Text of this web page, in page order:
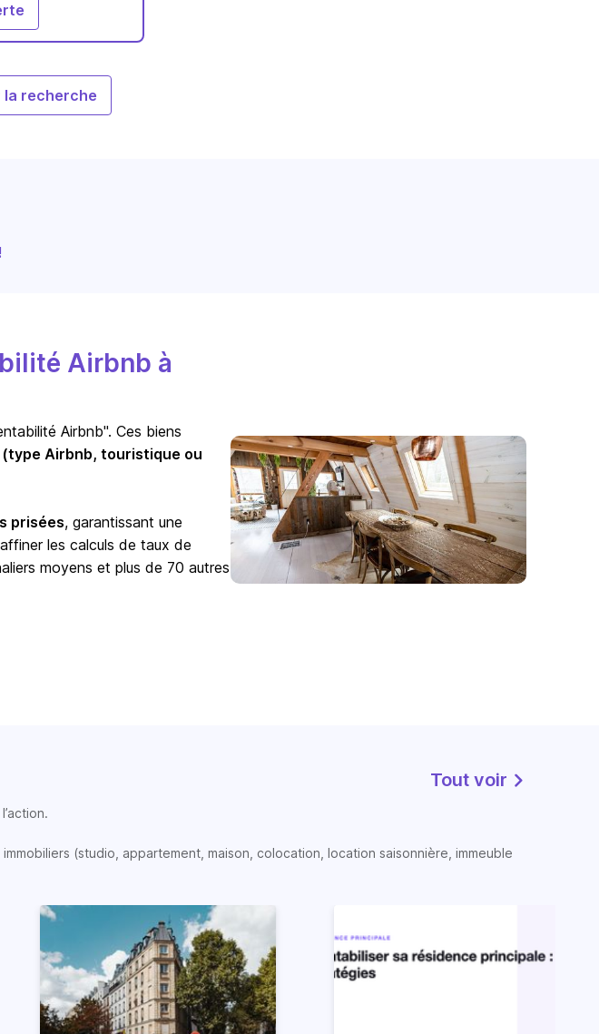
la recherche
Airbnb à
Airbnb". Ces biens
Airbnb, touristique ou
prisées, garantissant une
les calculs de taux de
moyens et plus de 70 autres
Tout voir
(studio, appartement, maison, colocation, location saisonnière, immeuble